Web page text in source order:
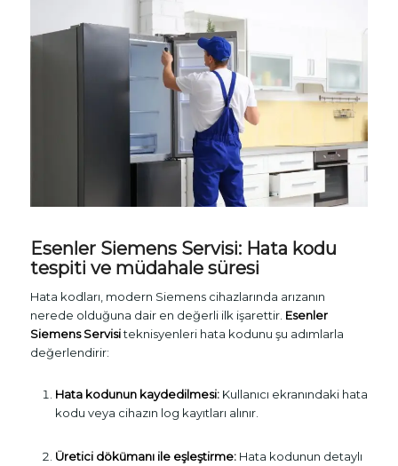
Esenler Siemens Servisi: Hata kodu
tespiti ve müdahale süresi
Hata kodları, modern Siemens cihazlarında arızanın
nerede olduğuna dair en değerli ilk işarettir. Esenler
Siemens Servisiteknisyenleri hata kodunu şu adımlarla
değerlendirir:
Hata kodunun kaydedilmesi:Kullanıcı ekranındaki hata
kodu veya cihazın log kayıtları alınır.
Üretici dökümanı ile eşleştirme:Hata kodunun detaylı